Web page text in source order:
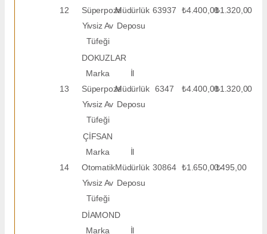
12
Süperpoze
Yivsiz Av
Tüfeği
Müdürlük
Deposu
63937 ₺4.400,00₺1.320,00
13
DOKUZLAR
Marka
Süperpoze
Yivsiz Av
Tüfeği
İl
Müdürlük
Deposu
6347 ₺4.400,00₺1.320,00
14
ÇİFSAN
Marka
Otomatik
Yivsiz Av
Tüfeği
İl
Müdürlük
Deposu
30864 ₺1.650,00₺495,00
DİAMOND
Marka
İl